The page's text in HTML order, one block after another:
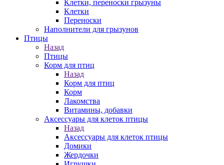
Клетки, переноски грызуны
Клетки
Переноски
Наполнители для грызунов
Птицы
Назад
Птицы
Корм для птиц
Назад
Корм для птиц
Корм
Лакомства
Витамины, добавки
Аксессуары для клеток птицы
Назад
Аксессуары для клеток птицы
Домики
Жердочки